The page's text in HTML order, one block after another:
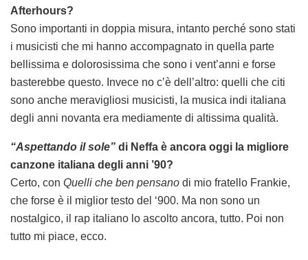
Afterhours?
Sono importanti in doppia misura, intanto perché sono stati
i musicisti che mi hanno accompagnato in quella parte
bellissima e dolorosissima che sono i vent’anni e forse
basterebbe questo. Invece no c’è dell’altro: quelli che citi
sono anche meravigliosi musicisti, la musica indi italiana
degli anni novanta era mediamente di altissima qualità.
“Aspettando il sole” di Neffa è ancora oggi la migliore
canzone italiana degli anni ’90?
Certo, con Quelli che ben pensano di mio fratello Frankie,
che forse è il miglior testo del ‘900. Ma non sono un
nostalgico, il rap italiano lo ascolto ancora, tutto. Poi non
tutto mi piace, ecco.